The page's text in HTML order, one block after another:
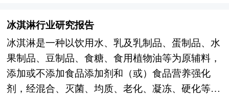
能使企业开发的新产品立于不败之地。企业在新产
品入市前需要对相关产品的市场做整体分析，了解
竞争对手的市场状况，了解消费者的消费状况，给
新产品找准市场切入点，实现企业预期目标。中研
普华通过多个新产品上市调查项目的研究，对新品
做大做强，成为长寿百年企业。 我国企业创业板
上市可以考虑在深圳企业板、美国纳斯达克等多个
证券交易市场，每个市场的创业板上市条件与实施
过程均有所不同。 在这里我们就国内坚果行业企
业在国内创业板上市常见问题和具体操作给出建
世纪80年代，在市场经济的大潮中，中国的风险投
定地高速增长和资本市场的逐步完善，中国的资本
市场在最近几年呈现出强劲的增长态势，投资于中
国市场的高回报率使中国成为全球资本关注的战略
要地。 本报告由中研普华咨询公司领衔撰写，在
冰淇淋行业研究报告
冰淇淋是一种以饮用水、乳及乳制品、蛋制品、水
果制品、豆制品、食糖、食用植物油等为原辅料，
添加或不添加食品添加剂和（或）食品营养强化
剂，经混合、灭菌、均质、老化、凝冻、硬化等工